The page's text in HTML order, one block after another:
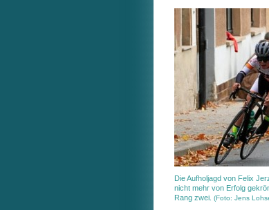
Die Aufholjagd von Felix
nicht mehr von Erfolg
Rang zwei. (Foto: Jens